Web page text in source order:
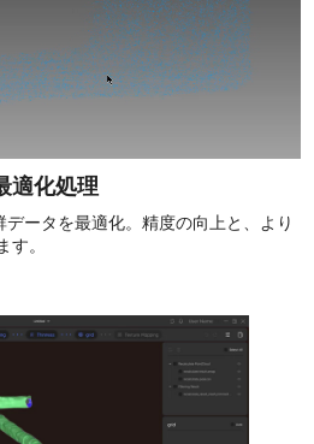
適化処理
ータを最適化。精度の向上と、より
す。